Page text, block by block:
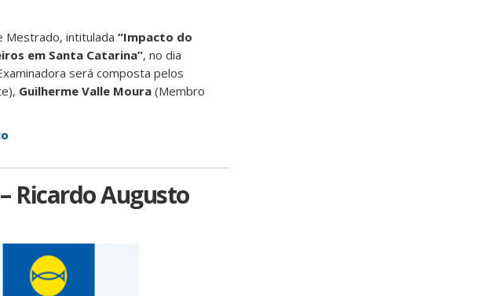
Mestrado, intitulada “Impacto do
em Santa Catarina”, no dia
será composta pelos
Guilherme Valle Moura (Membro
Ricardo Augusto